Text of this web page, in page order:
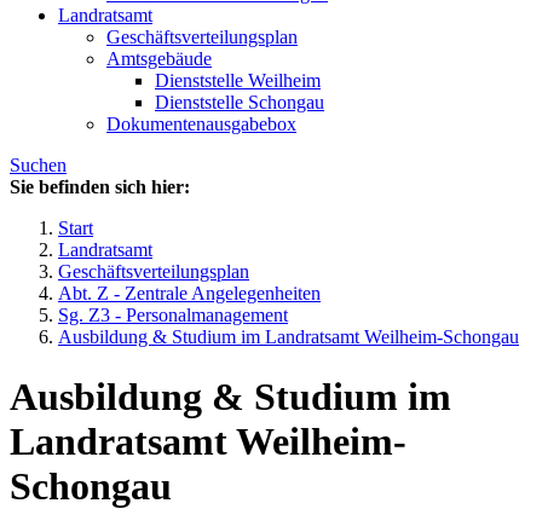
Landratsamt
Geschäftsverteilungsplan
Amtsgebäude
Dienststelle Weilheim
Dienststelle Schongau
Dokumentenausgabebox
Suchen
Sie befinden sich hier:
Start
Landratsamt
Geschäftsverteilungsplan
Abt. Z - Zentrale Angelegenheiten
Sg. Z3 - Personalmanagement
Ausbildung & Studium im Landratsamt Weilheim-Schongau
Ausbildung & Studium im
Landratsamt Weilheim-
Schongau